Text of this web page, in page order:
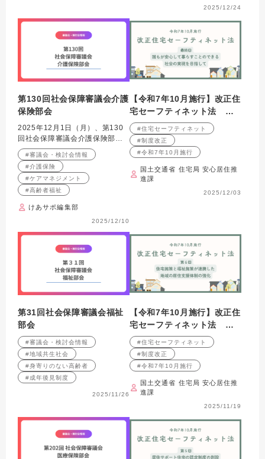
2025/12/24
第130回社会保障審議会介護
保険部会
2025年12月1日（月）、第130
回社会保障審議会介護保険部会
が開催されました。
#審議会・検討会情報
#介護保険
#ケアマネジメント
#高齢者福祉
けあサポ編集部
2025/12/10
【令和7年10月施行】改正住
宅セーフティネット法 最
終回 誰もが安心して暮ら
すことのできる社会の実現
を目指して
#住宅セーフティネット
#制度改正
#令和7年10月施行
国土交通省 住宅局 安心居住推
進課
2025/12/03
第31回社会保障審議会福祉
部会
#審議会・検討会情報
#地域共生社会
#身寄りのない高齢者
#成年後見制度
2025/11/26
【令和7年10月施行】改正住
宅セーフティネット法 第6
回 住宅施策と福祉施策が
連携した地域の居住支援体
制の強化
#住宅セーフティネット
#制度改正
#令和7年10月施行
国土交通省 住宅局 安心居住推
進課
2025/11/19